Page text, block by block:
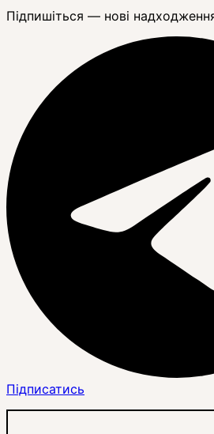
Підпишіться — нові
Підписатись